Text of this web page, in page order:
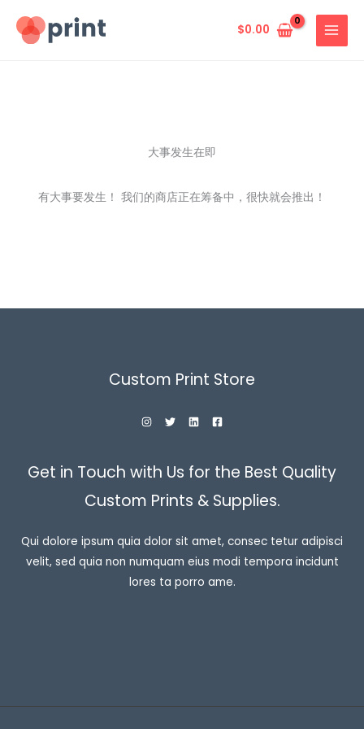
$0.00
大事发生在即
有大事要发生！ 我们的商店正在筹备中，很快就会推出！
Custom Print Store
Get in Touch with Us for the Best Quality
Custom Prints & Supplies.
Qui dolore ipsum quia dolor sit amet, consec tetur adipisci
velit, sed quia non numquam eius modi tempora incidunt
lores ta porro ame.